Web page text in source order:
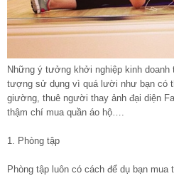
Những ý tưởng khởi nghiệp kinh
tượng sử dụng vì quá lười như bạn có
giường, thuê người thay ảnh đại diện
thậm chí mua quần áo hộ….
1. Phòng tập
Phòng tập luôn có cách để dụ bạn